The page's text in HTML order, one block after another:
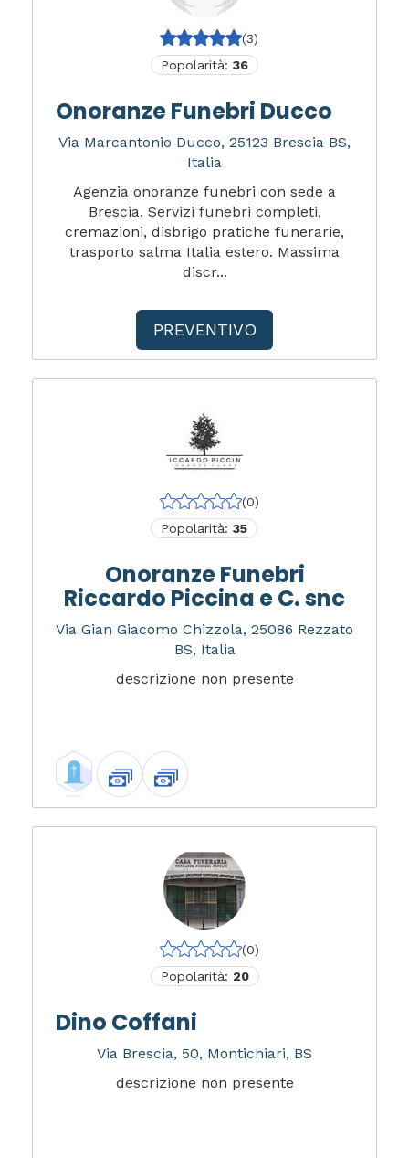
(3)
Popolarità: 36
Onoranze Funebri Ducco
Via Marcantonio Ducco, 25123 Brescia BS,
Italia
Agenzia onoranze funebri con sede a
Brescia. Servizi funebri completi,
cremazioni, disbrigo pratiche funerarie,
trasporto salma Italia estero. Massima
discr...
PREVENTIVO
(0)
Popolarità: 35
Onoranze Funebri
Riccardo Piccina e C. snc
Via Gian Giacomo Chizzola, 25086 Rezzato
BS, Italia
descrizione non presente
(0)
Popolarità: 20
Dino Coffani
Via Brescia, 50, Montichiari, BS
descrizione non presente